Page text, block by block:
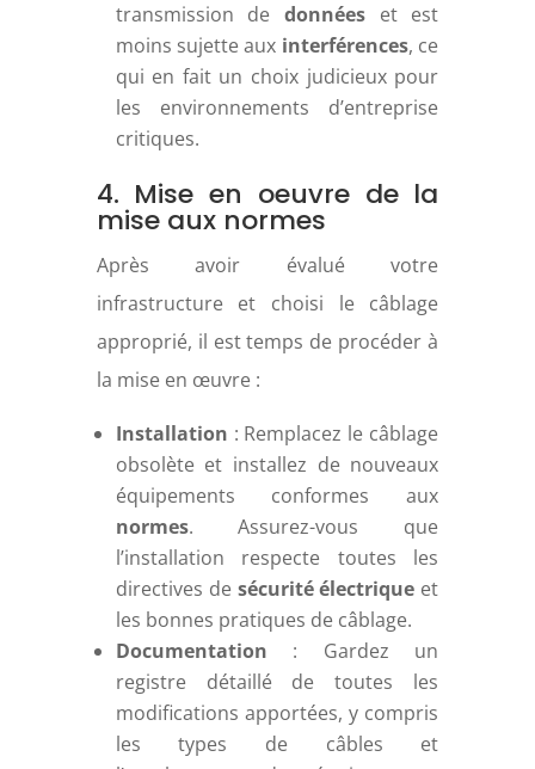
transmission de données et est
moins sujette aux interférences, ce
qui en fait un choix judicieux pour
les environnements d’entreprise
critiques.
4. Mise en oeuvre de la
mise aux normes
Après avoir évalué votre
infrastructure et choisi le câblage
approprié, il est temps de procéder à
la mise en œuvre :
Installation : Remplacez le câblage
obsolète et installez de nouveaux
équipements conformes aux
normes. Assurez-vous que
l’installation respecte toutes les
directives de sécurité électrique et
les bonnes pratiques de câblage.
Documentation : Gardez un
registre détaillé de toutes les
modifications apportées, y compris
les types de câbles et